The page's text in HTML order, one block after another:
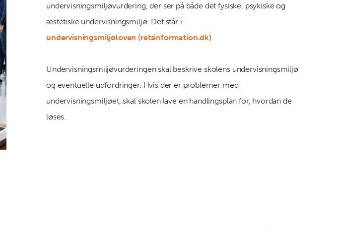
undervisningsmiljøvurdering, der ser på både det fysiske, psykiske og
æstetiske undervisningsmiljø. Det står i
undervisningsmiljøloven (retsinformation.dk)
Undervisningsmiljøvurderingen skal beskrive skolens undervisningsmiljø
og eventuelle udfordringer. Hvis der er problemer med
undervisningsmiljøet, skal skolen lave en handlingsplan for, hvordan de
løses.